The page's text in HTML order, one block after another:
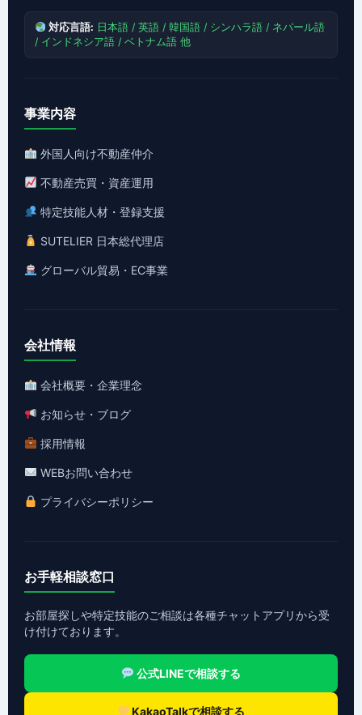
対応言語: 日本語 / 英語 / 韓国語 / シンハラ語 / ネパール語
/ インドネシア語 / ベトナム語 他
事業内容
外国人向け不動産仲介
不動産売買・資産運用
特定技能人材・登録支援
SUTELIER 日本総代理店
グローバル貿易・EC事業
会社情報
会社概要・企業理念
お知らせ・ブログ
採用情報
WEBお問い合わせ
プライバシーポリシー
お手軽相談窓口
お部屋探しや特定技能のご相談は各種チャットアプリから受
け付けております。
公式LINEで相談する
KakaoTalkで相談する